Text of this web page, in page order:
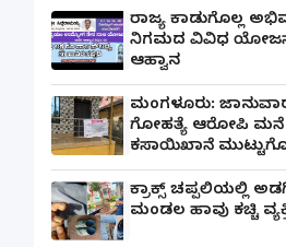
ರಾಜ್ಯ ಕಾಡುಗೊಲ್ಲ
ನಿಗಮದ ವಿವಿಧ
ಆಹ್ವಾನ
ಮಂಗಳೂರು:
ಗೋಹತ್ಯೆ ಆರೋಪಿ ಮನೆ
ಕಸಾಯಿಖಾನೆ
ಕ್ರಾಕ್ಸ್ ಚಪ್ಪಲಿಯಲ್ಲಿ
ಮಂಡಲ ಹಾವು ಕಚ್ಚಿ